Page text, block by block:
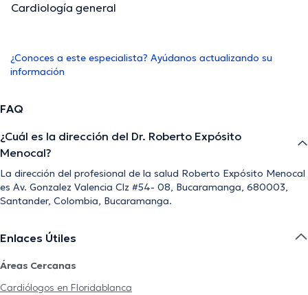
Cardiología general
¿Conoces a este especialista? Ayúdanos actualizando su
información
FAQ
¿Cuál es la dirección del Dr. Roberto Expósito
Menocal?
La dirección del profesional de la salud Roberto Expósito Menocal
es Av. Gonzalez Valencia Clz #54- 08, Bucaramanga, 680003,
Santander, Colombia, Bucaramanga.
Enlaces Útiles
Áreas Cercanas
Cardiólogos en Floridablanca